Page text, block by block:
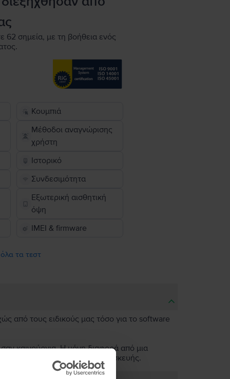
62 σημεία, με τη βοήθεια ενός
Κουμπιά
Μέθοδοι αναγνώρισης
χρήστη
Ιστορικό
Συνδεσιμότητα
Εξωτερική αισθητική
όψη
IMEI & firmware
τα τεστ
από τους ειδικούς μας τόσο για το software
καινούργια. Η μόνη διαφορά από μια
λειτουργικότητα της συσκευής.